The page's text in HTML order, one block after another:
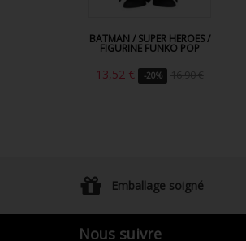
BATMAN / SUPER HEROES /
FIGURINE FUNKO POP
13,52 € -20% 16,90 €
Emballage soigné
Nous suivre